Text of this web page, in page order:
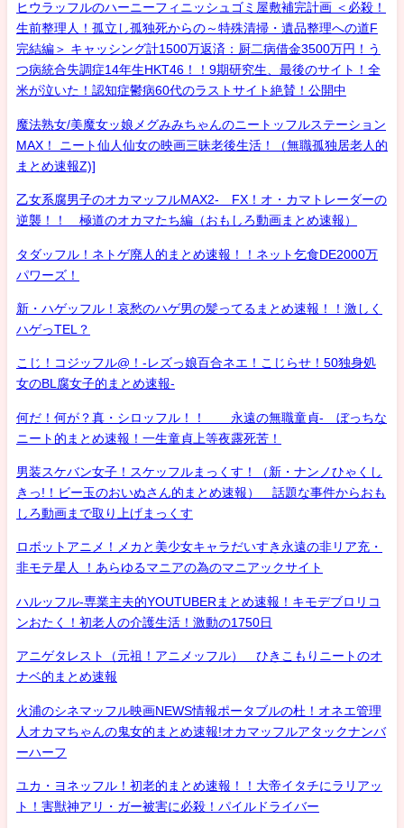
ヒウラッフルのハーニーフィニッシュゴミ屋敷補完計画 ＜必殺！
生前整理人！孤立し孤独死からの～特殊清掃・遺品整理への道F
完結編＞ キャッシング計1500万返済：厨二病借金3500万円！う
つ病統合失調症14年生HKT46！！9期研究生、最後のサイト！全
米が泣いた！認知症鬱病60代のラストサイト絶賛！公開中
魔法熟女/美魔女ッ娘メグみみちゃんのニートッフルステーション
MAX！ ニート仙人仙女の映画三昧老後生活！（無職孤独居老人的
まとめ速報Z)]
乙女系腐男子のオカマッフルMAX2- FX！オ・カマトレーダーの
逆襲！！ 極道のオカマたち編（おもしろ動画まとめ速報）
タダッフル！ネトゲ廃人的まとめ速報！！ネット乞食DE2000万
パワーズ！
新・ハゲッフル！哀愁のハゲ男の髪ってるまとめ速報！！激しく
ハゲっTEL？
こじ！コジッフル@！-レズっ娘百合ネエ！こじらせ！50独身処
女のBL腐女子的まとめ速報-
何だ！何が？真・シロッフル！！ 永遠の無職童貞- ぼっちな
ニート的まとめ速報！一生童貞上等夜露死苦！
男装スケバン女子！スケッフルまっくす！（新・ナンノひゃくし
きっ!！ビー玉のおいぬさん的まとめ速報） 話題な事件からおも
しろ動画まで取り上げまっくす
ロボットアニメ！メカと美少女キャラだいすき永遠の非リア充・
非モテ星人 ！あらゆるマニアの為のマニアックサイト
ハルッフル-専業主夫的YOUTUBERまとめ速報！キモデブロリコ
ンおたく！初老人の介護生活！激動の1750日
アニゲタレスト（元祖！アニメッフル） ひきこもりニートのオ
ナベ的まとめ速報
火浦のシネマッフル映画NEWS情報ポータブルの杜！オネエ管理
人オカマちゃんの鬼女的まとめ速報!オカマッフルアタックナンバ
ーハーフ
ユカ・ヨネッフル！初老的まとめ速報！！大帝イタチにラリアッ
ト！害獣神アリ・ガー被害に必殺！パイルドライバー